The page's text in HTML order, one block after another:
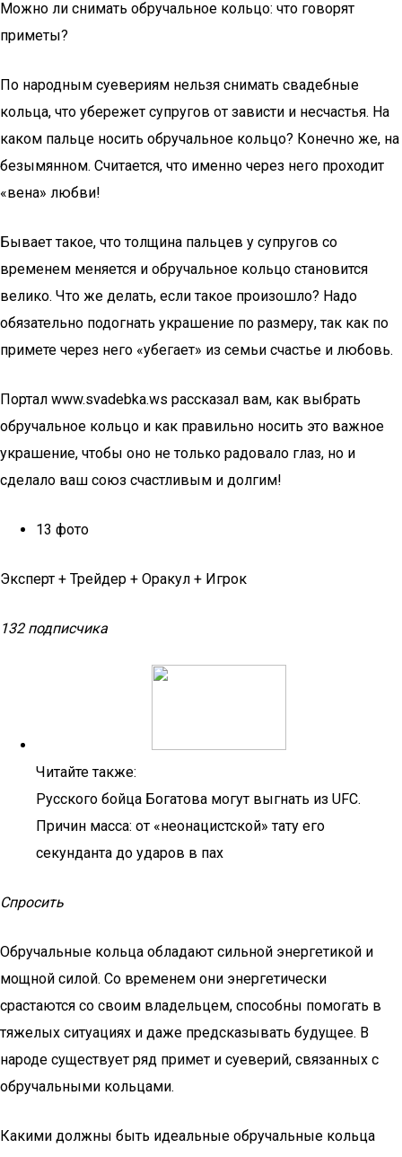
Можно ли снимать обручальное кольцо: что говорят
приметы?
По народным суевериям нельзя снимать свадебные
кольца, что убережет супругов от зависти и несчастья. На
каком пальце носить обручальное кольцо? Конечно же, на
безымянном. Считается, что именно через него проходит
«вена» любви!
Бывает такое, что толщина пальцев у супругов со
временем меняется и обручальное кольцо становится
велико. Что же делать, если такое произошло? Надо
обязательно подогнать украшение по размеру, так как по
примете через него «убегает» из семьи счастье и любовь.
Портал www.svadebka.ws рассказал вам, как выбрать
обручальное кольцо и как правильно носить это важное
украшение, чтобы оно не только радовало глаз, но и
сделало ваш союз счастливым и долгим!
13 фото
Эксперт + Трейдер + Оракул + Игрок
132 подписчика
Читайте также:
Русского бойца Богатова могут выгнать из UFC.
Причин масса: от «неонацистской» тату его
секунданта до ударов в пах
Спросить
Обручальные кольца обладают сильной энергетикой и
мощной силой. Со временем они энергетически
срастаются со своим владельцем, способны помогать в
тяжелых ситуациях и даже предсказывать будущее. В
народе существует ряд примет и суеверий, связанных с
обручальными кольцами.
Какими должны быть идеальные обручальные кольца